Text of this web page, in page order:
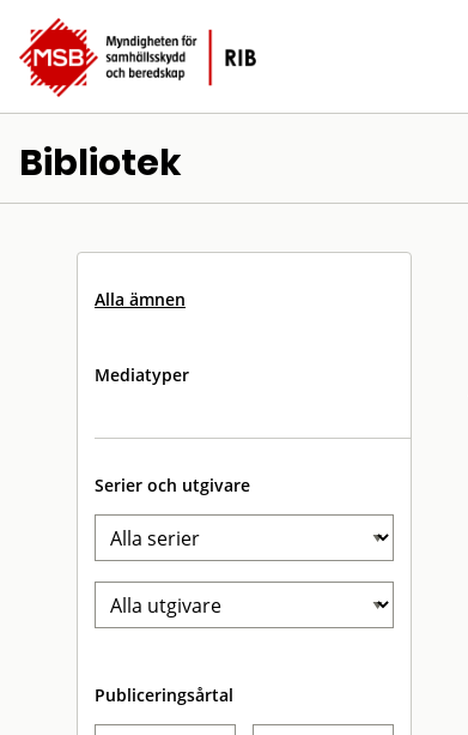
Bibliotek
Alla ämnen
Mediatyper
Serier och utgivare
Publiceringsårtal